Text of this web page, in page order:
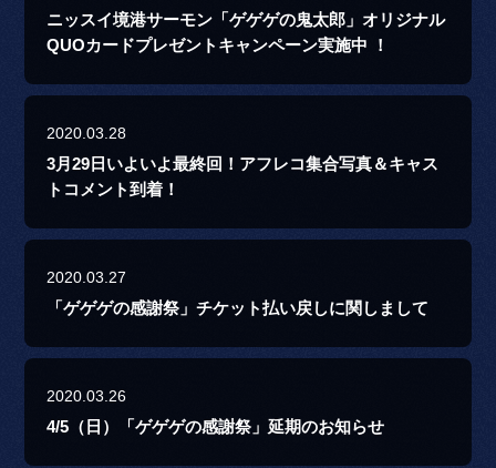
ニッスイ境港サーモン「ゲゲゲの鬼太郎」オリジナル
QUOカードプレゼントキャンペーン実施中 ！
2020.03.28
3月29日いよいよ最終回！アフレコ集合写真＆キャス
トコメント到着！
2020.03.27
「ゲゲゲの感謝祭」チケット払い戻しに関しまして
2020.03.26
4/5（日）「ゲゲゲの感謝祭」延期のお知らせ